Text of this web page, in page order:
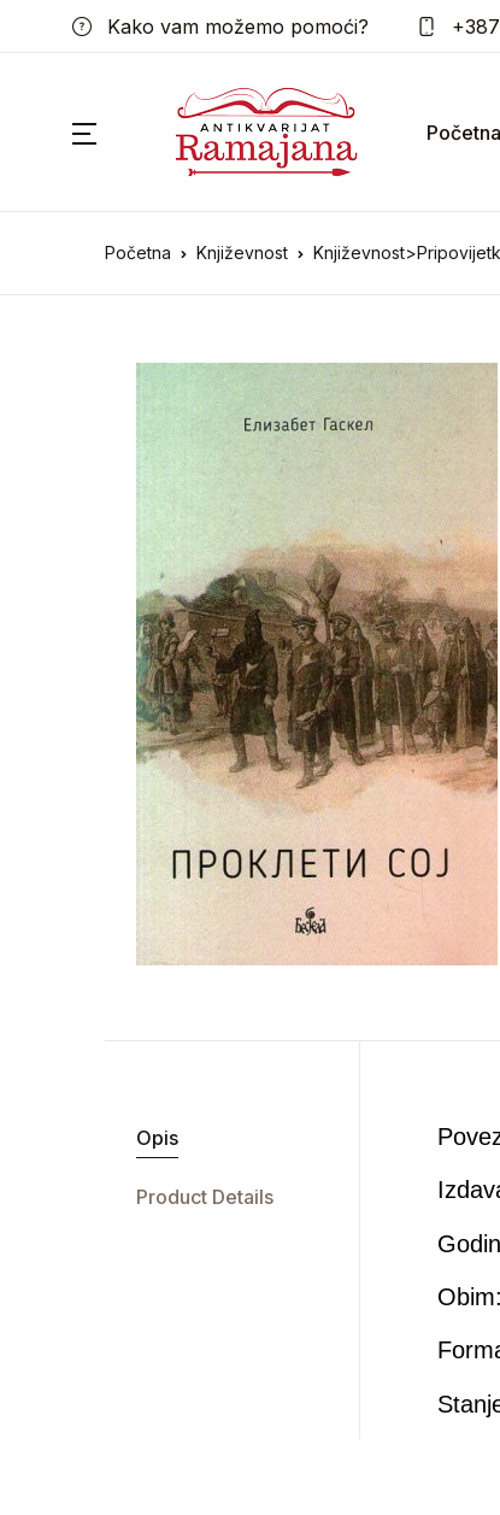
Kako vam možemo pomoći?
Početna
Početna Književnost
Opis
Product Details